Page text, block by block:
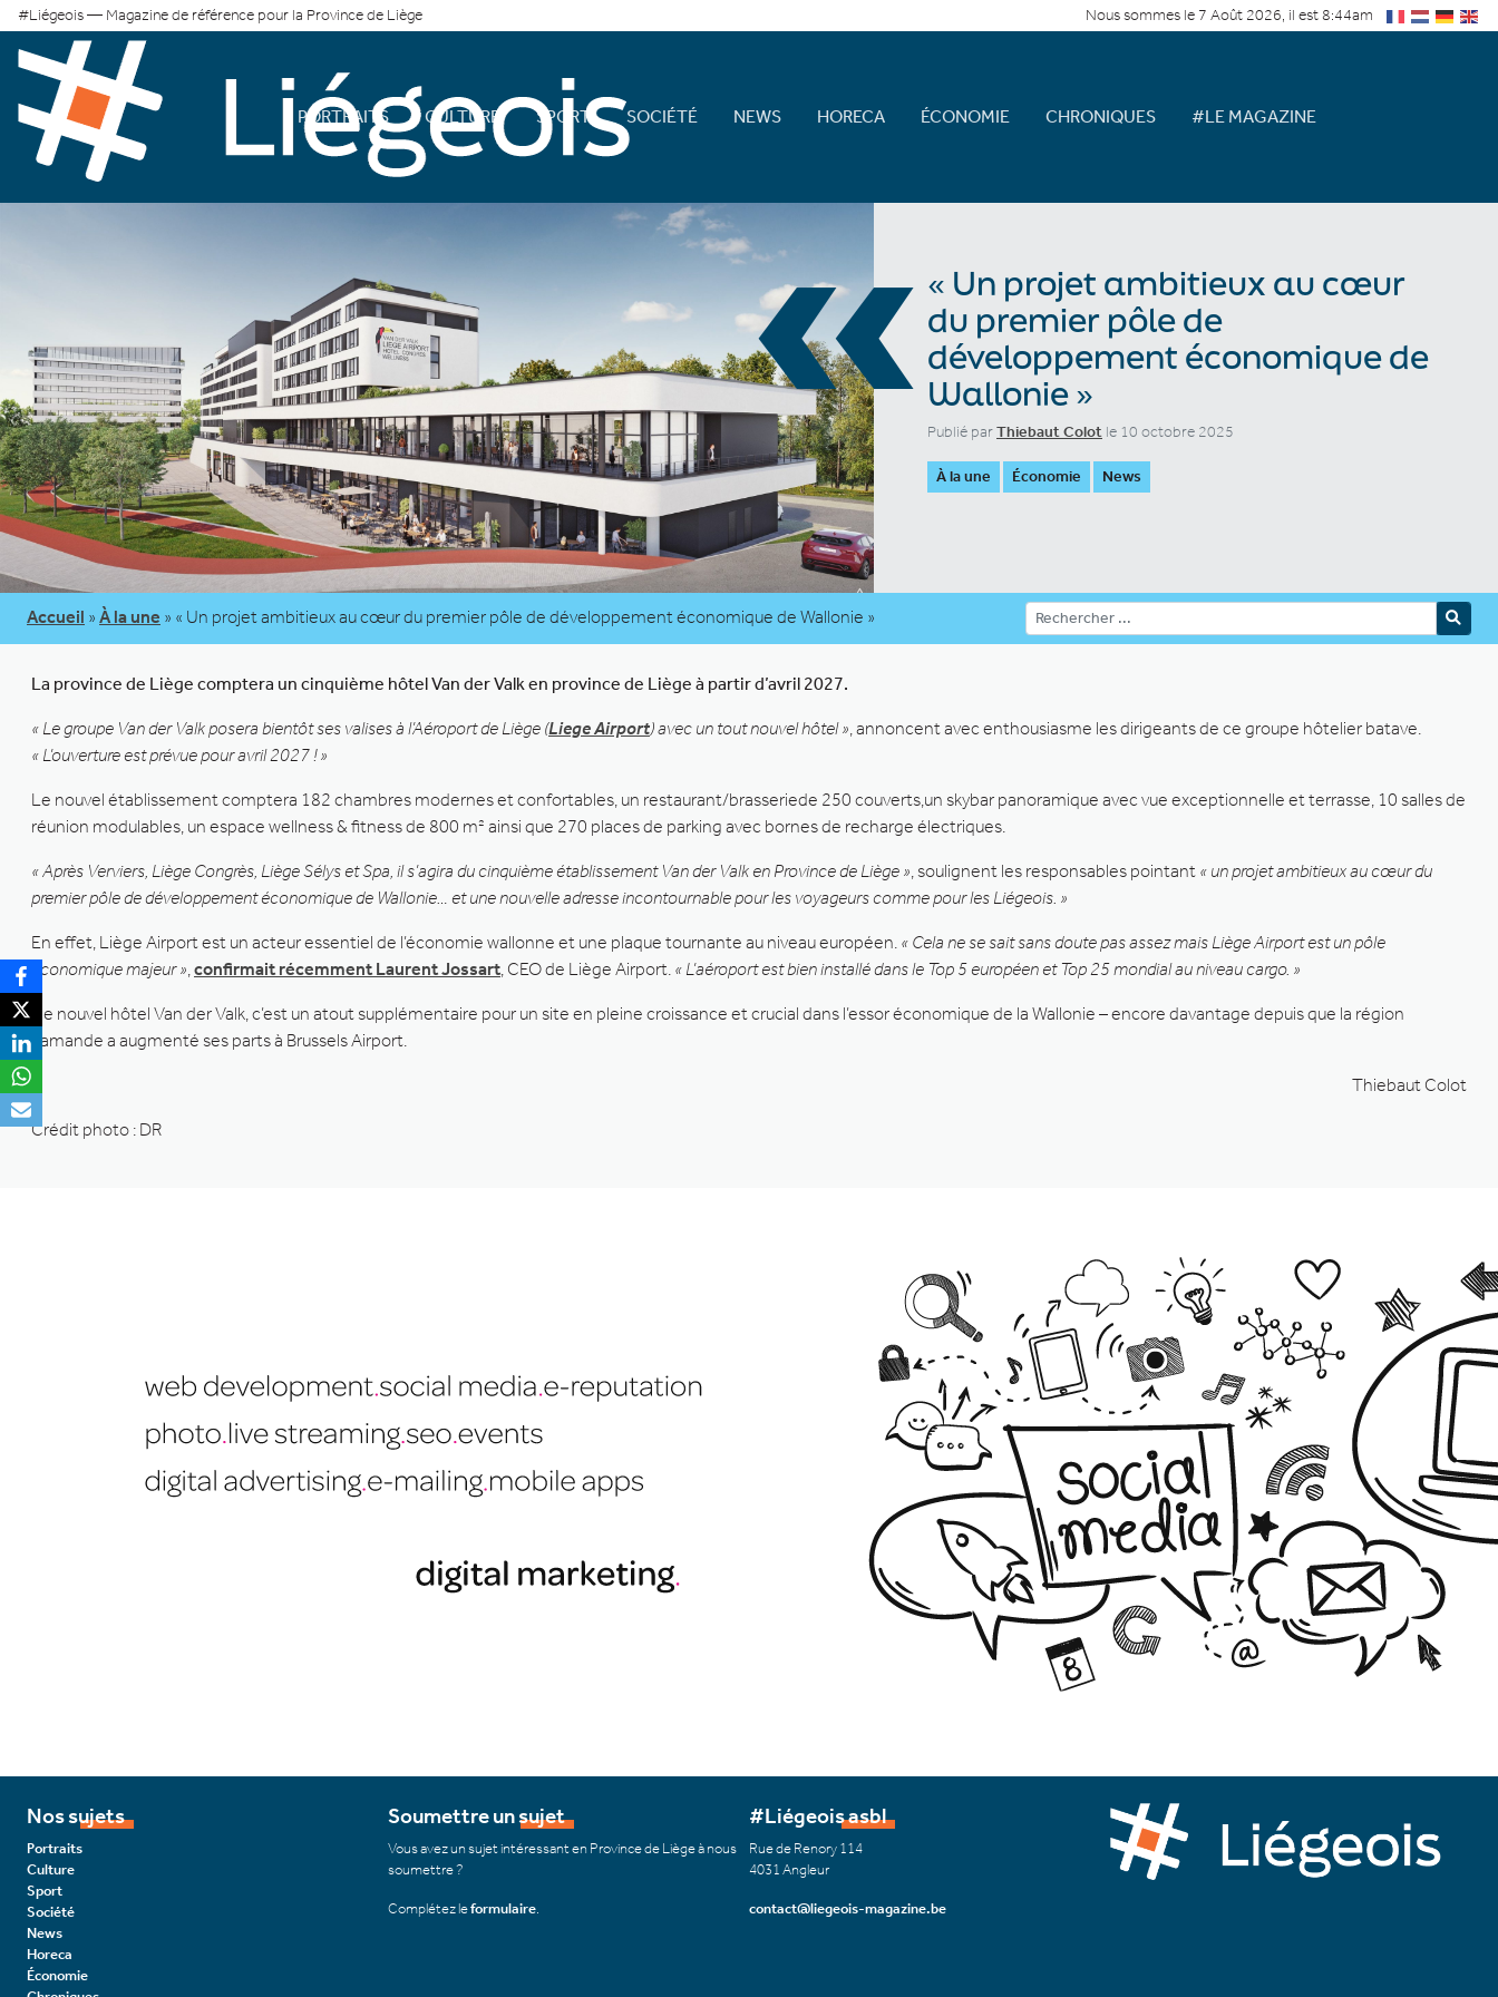
#Liégeois — Magazine de référence pour la Province de Liège Nous sommes le 7 Août 2026, il est 8:44am
PORTRAITS CULTURE SPORT SOCIÉTÉ NEWS HORECA ÉCONOMIE CHRONIQUES #LE MAGAZINE
«« Un projet ambitieux au cœur
du premier pôle de
développement économique de
Wallonie »
Publié parThiebaut Colot le 10 octobre 2025
À la une Économie News
Accueil » À la une » « Un projet ambitieux au cœur du premier pôle de développement économique de Wallonie »
La province de Liège comptera un cinquième hôtel Van der Valk en province de Liège à partir d’avril 2027.
« Le groupe Van der Valk posera bientôt ses valises à l’Aéroport de Liège (Liege Airport) avec un tout nouvel hôtel », annoncent avec enthousiasme les dirigeants de ce groupe hôtelier batave.
« L’ouverture est prévue pour avril 2027 ! »
Le nouvel établissement comptera 182 chambres modernes et confortables, un restaurant/brasseriede 250 couverts,un skybar panoramique avec vue exceptionnelle et terrasse, 10 salles de
réunion modulables, un espace wellness & fitness de 800 m² ainsi que 270 places de parking avec bornes de recharge électriques.
« Après Verviers, Liège Congrès, Liège Sélys et Spa, il s’agira du cinquième établissement Van der Valk en Province de Liège », soulignent les responsables pointant « un projet ambitieux au cœur du
premier pôle de développement économique de Wallonie… et une nouvelle adresse incontournable pour les voyageurs comme pour les Liégeois. »
En effet, Liège Airport est un acteur essentiel de l’économie wallonne et une plaque tournante au niveau européen. « Cela ne se sait sans doute pas assez mais Liège Airport est un pôle
économique majeur »,confirmait récemment Laurent Jossart, CEO de Liège Airport. « L’aéroport est bien installé dans le Top 5 européen et Top 25 mondial au niveau cargo. »
Ce nouvel hôtel Van der Valk, c’est un atout supplémentaire pour un site en pleine croissance et crucial dans l’essor économique de la Wallonie – encore davantage depuis que la région
flamande a augmenté ses parts à Brussels Airport.
Thiebaut Colot
Crédit photo : DR
Nos sujets
Portraits
Culture
Sport
Société
News
Horeca
Économie
Soumettre un sujet
Vous avez un sujet intéressant en Province de Liège à nous
soumettre ?
Complétez leformulaire
#Liégeois asbl
Rue de Renory 114
4031 Angleur
contact@liegeois-magazine.be